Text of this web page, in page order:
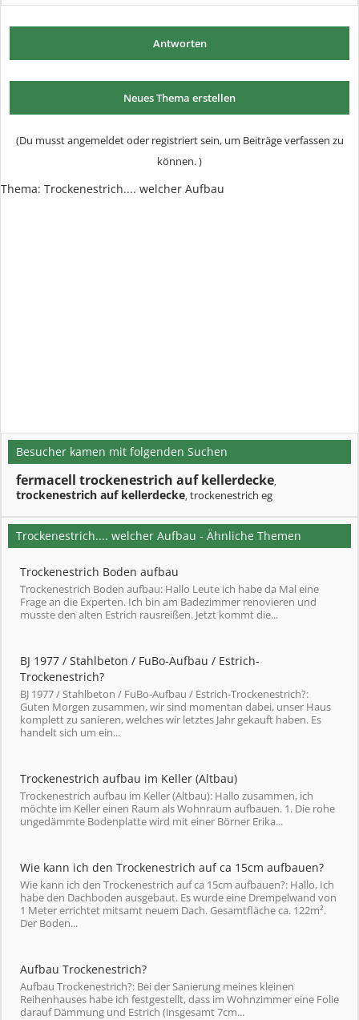
Antworten
Neues Thema erstellen
(Du musst angemeldet oder registriert sein, um Beiträge verfassen zu
können. )
Thema: Trockenestrich.... welcher Aufbau
Besucher kamen mit folgenden Suchen
fermacell trockenestrich auf kellerdecke,
trockenestrich auf kellerdecke, trockenestrich eg
Trockenestrich.... welcher Aufbau - Ähnliche Themen
Trockenestrich Boden aufbau
Trockenestrich Boden aufbau: Hallo Leute ich habe da Mal eine
Frage an die Experten. Ich bin am Badezimmer renovieren und
musste den alten Estrich rausreißen. Jetzt kommt die...
BJ 1977 / Stahlbeton / FuBo-Aufbau / Estrich-
Trockenestrich?
BJ 1977 / Stahlbeton / FuBo-Aufbau / Estrich-Trockenestrich?:
Guten Morgen zusammen, wir sind momentan dabei, unser Haus
komplett zu sanieren, welches wir letztes Jahr gekauft haben. Es
handelt sich um ein...
Trockenestrich aufbau im Keller (Altbau)
Trockenestrich aufbau im Keller (Altbau): Hallo zusammen, ich
möchte im Keller einen Raum als Wohnraum aufbauen. 1. Die rohe
ungedämmte Bodenplatte wird mit einer Börner Erika...
Wie kann ich den Trockenestrich auf ca 15cm aufbauen?
Wie kann ich den Trockenestrich auf ca 15cm aufbauen?: Hallo, Ich
habe den Dachboden ausgebaut. Es wurde eine Drempelwand von
1 Meter errichtet mitsamt neuem Dach. Gesamtfläche ca. 122m².
Der Boden...
Aufbau Trockenestrich?
Aufbau Trockenestrich?: Bei der Sanierung meines kleinen
Reihenhauses habe ich festgestellt, dass im Wohnzimmer eine Folie
darauf Dämmung und Estrich (insgesamt 7cm...